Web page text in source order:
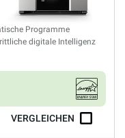
Programme
digitale Intelligenz
VERGLEICHEN